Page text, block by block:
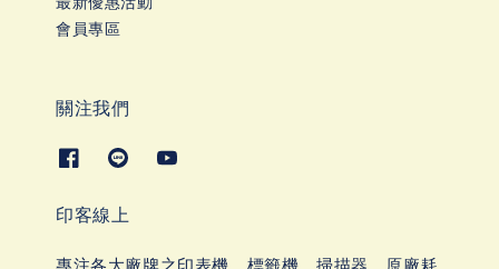
會員專區
關注我們
印客線上
專注各大廠牌之印表機、標籤機、掃描器、原廠耗